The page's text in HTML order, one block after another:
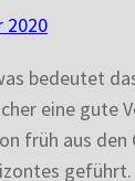
2020
bedeutet
eine gute
früh aus